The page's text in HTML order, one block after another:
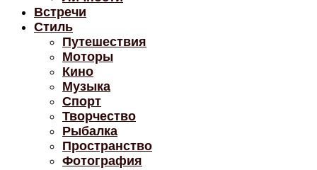
Встречи
Стиль
Путешествия
Моторы
Кино
Музыка
Спорт
Творчество
Рыбалка
Пространство
Фотография